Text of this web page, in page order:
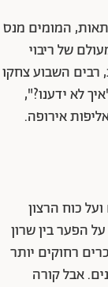
המומים מנס
של ריבוי
רבים השבוע צחקו
לא ידענו?",
אירופה.
כוח הרצון
הפער בין שרון
רחוקים יותר
אבל קורה